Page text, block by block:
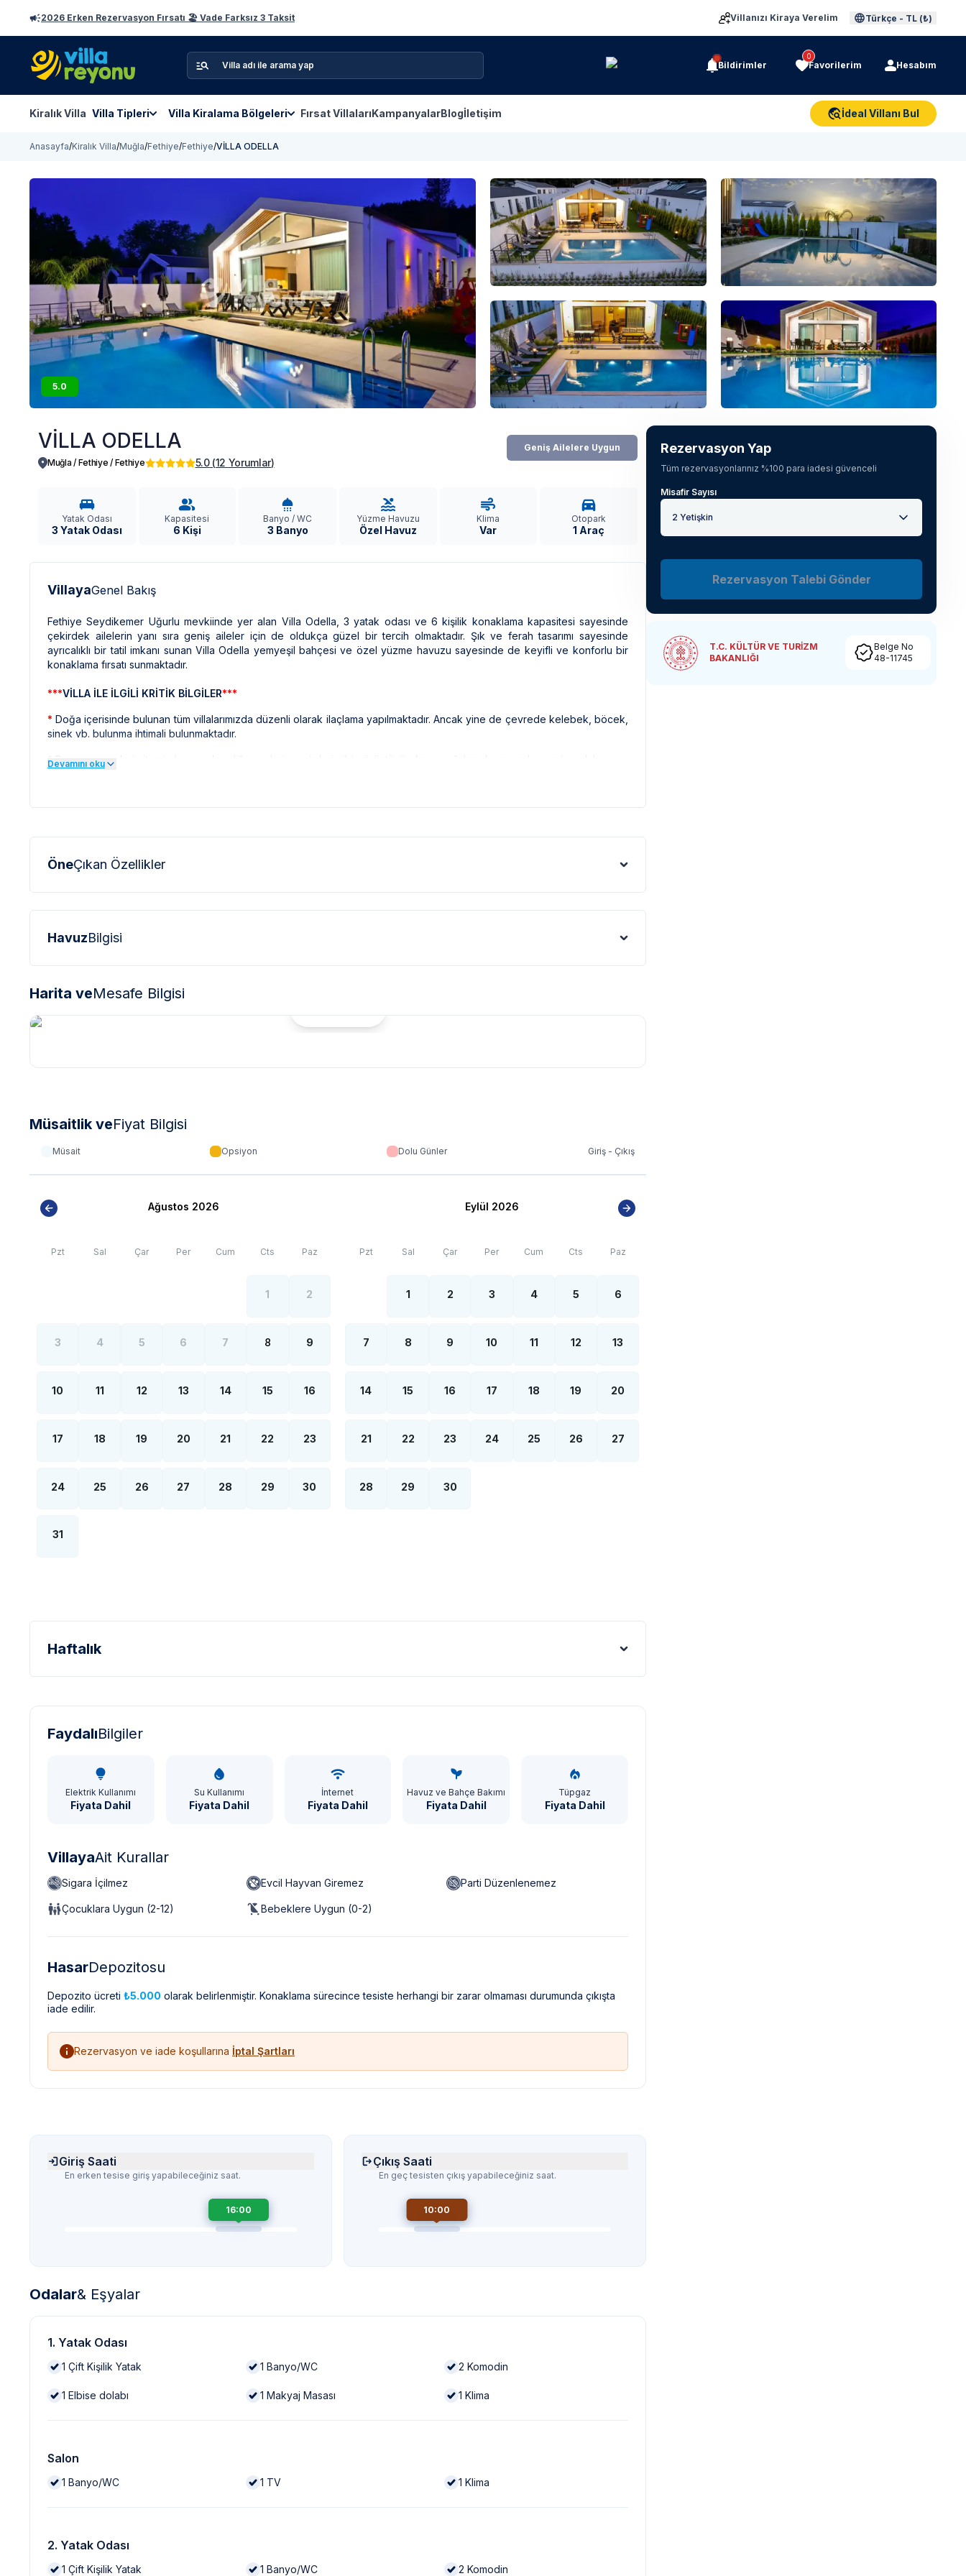
2026 Erken Rezervasyon Fırsatı 🏖️ Vade Farksız 3 Taksit Villanızı Kiraya Verelim Türkçe - TL (₺)
Bildirimler
0
Favorilerim Hesabım
Kiralık Villa Villa Tipleri Villa Kiralama Bölgeleri Fırsat VillalarıKampanyalarBlogİletişim İdeal Villanı Bul
Anasayfa/Kiralık Villa/Muğla/Fethiye/Fethiye/VİLLA ODELLA
5.0
Tüm fotoğrafları gör
VİLLA ODELLA
Muğla / Fethiye / Fethiye 5.0(12 Yorumlar)
Geniş Ailelere Uygun
Yatak Odası
3 Yatak Odası
Kapasitesi
6 Kişi
Banyo / WC
3 Banyo
Yüzme Havuzu
Özel Havuz
Klima
Var
Otopark
1 Araç
VillayaGenel Bakış
Fethiye Seydikemer Uğurlu mevkiinde yer alan Villa Odella, 3 yatak odası ve 6 kişilik konaklama kapasitesi sayesinde
çekirdek ailelerin yanı sıra geniş aileler için de oldukça güzel bir tercih olmaktadır. Şık ve ferah tasarımı sayesinde
ayrıcalıklı bir tatil imkanı sunan Villa Odella yemyeşil bahçesi ve özel yüzme havuzu sayesinde de keyifli ve konforlu bir
konaklama fırsatı sunmaktadır.
***VİLLA İLE İLGİLİ KRİTİK BİLGİLER***
* Doğa içerisinde bulunan tüm villalarımızda düzenli olarak ilaçlama yapılmaktadır. Ancak yine de çevrede kelebek, böcek,
sinek vb. bulunma ihtimali bulunmaktadır.
*Bu evin resimleri sitemizde yer alan diğer evlerin resimleri gibi görüntüyü ekrana sığdırmak amacıyla, geniş açılı lens ve
* Fethiye bölgesinde özellikle yaz aylarında yoğun nüfus artışı sebebiyle; bölge genelinde nadiren de olsa internet,
elektrik ve su kesintileri yaşanabilmektedir.
Devamını oku
ÖneÇıkan Özellikler
HavuzBilgisi
Harita veMesafe Bilgisi
Müsaitlik veFiyat Bilgisi
Müsait Opsiyon Dolu Günler Giriş - Çıkış
Ağustos 2026
Pzt Sal Çar Per Cum Cts Paz
1 2
3 4 5 6 7 8 9
10 11 12 13 14 15 16
17 18 19 20 21 22 23
24 25 26 27 28 29 30
31
Eylül 2026
Pzt Sal Çar Per Cum Cts Paz
1 2 3 4 5 6
7 8 9 10 11 12 13
14 15 16 17 18 19 20
21 22 23 24 25 26 27
28 29 30
Haftalık
FaydalıBilgiler
Elektrik Kullanımı
Fiyata Dahil
Su Kullanımı
Fiyata Dahil
İnternet
Fiyata Dahil
Havuz ve Bahçe Bakımı
Fiyata Dahil
Tüpgaz
Fiyata Dahil
VillayaAit Kurallar
Sigara İçilmez Evcil Hayvan Giremez Parti Düzenlenemez
Çocuklara Uygun (2-12) Bebeklere Uygun (0-2)
HasarDepozitosu
Depozito ücreti ₺5.000 olarak belirlenmiştir. Konaklama sürecince tesiste herhangi bir zarar olmaması durumunda çıkışta
iade edilir.
Rezervasyon ve iade koşullarına İptal Şartları
Giriş Saati
En erken tesise giriş yapabileceğiniz saat.
16:00
Çıkış Saati
En geç tesisten çıkış yapabileceğiniz saat.
10:00
Odalar& Eşyalar
1. Yatak Odası
1 Çift Kişilik Yatak 1 Banyo/WC 2 Komodin
1 Elbise dolabı 1 Makyaj Masası 1 Klima
Salon
1 Banyo/WC 1 TV 1 Klima
2. Yatak Odası
1 Çift Kişilik Yatak 1 Banyo/WC 2 Komodin
Rezervasyon Yap
Tüm rezervasyonlarınız %100 para iadesi güvenceli
Misafir Sayısı
2 Yetişkin
Rezervasyon Talebi Gönder
T.C. KÜLTÜR VE TURİZM
BAKANLIĞI
Belge No
48-11745